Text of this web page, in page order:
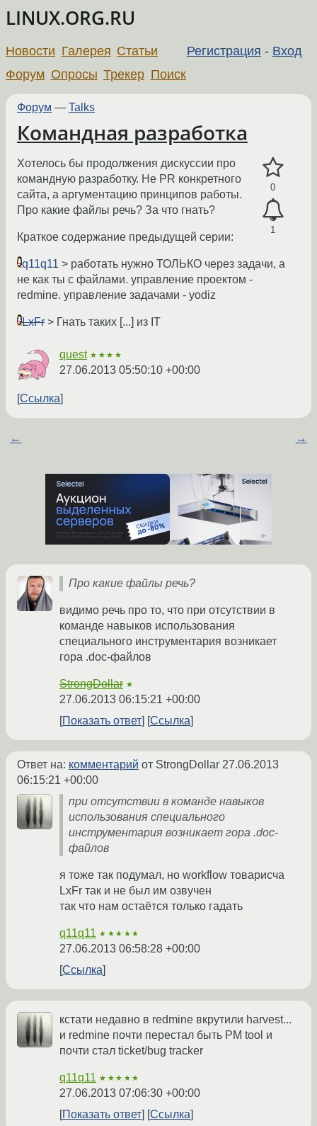
LINUX.ORG.RU
Регистрация - Вход
Новости Галерея Статьи
Форум Опросы Трекер Поиск
Форум — Talks
Командная разработка
0
1
Хотелось бы продолжения дискуссии про
командную разработку. Не PR конкретного
сайта, а аргументацию принципов работы.
Про какие файлы речь? За что гнать?
Краткое содержание предыдущей серии:
q11q11 > работать нужно ТОЛЬКО через задачи, а
не как ты с файлами. управление проектом -
redmine. управление задачами - yodiz
LxFr > Гнать таких [...] из IT
quest ★★★★
27.06.2013 05:50:10 +00:00
Ссылка
← →
Про какие файлы речь?
видимо речь про то, что при отсутствии в
команде навыков использования
специального инструментария возникает
гора .doc-файлов
StrongDollar ★
27.06.2013 06:15:21 +00:00
Показать ответ
Ссылка
Ответ на: комментарий от StrongDollar 27.06.2013
06:15:21 +00:00
при отсутствии в команде навыков
использования специального
инструментария возникает гора .doc-
файлов
я тоже так подумал, но workflow товарисча
LxFr так и не был им озвучен
так что нам остаётся только гадать
q11q11 ★★★★★
27.06.2013 06:58:28 +00:00
Ссылка
кстати недавно в redmine вкрутили harvest...
и redmine почти перестал быть PM tool и
почти стал ticket/bug tracker
q11q11 ★★★★★
27.06.2013 07:06:30 +00:00
Показать ответ
Ссылка